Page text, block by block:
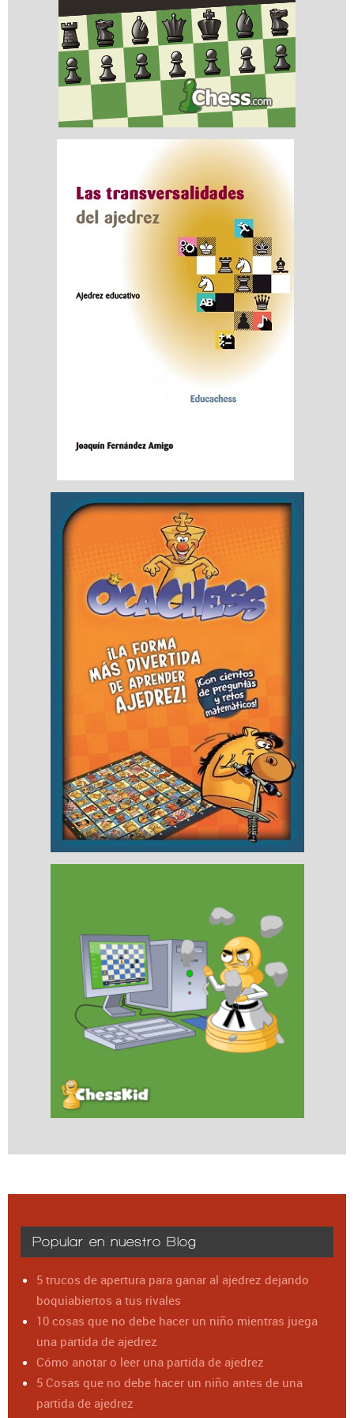
Popular en nuestro Blog
5 trucos de apertura para ganar al ajedrez dejando
boquiabiertos a tus rivales
10 cosas que no debe hacer un niño mientras juega
una partida de ajedrez
Cómo anotar o leer una partida de ajedrez
5 Cosas que no debe hacer un niño antes de una
partida de ajedrez